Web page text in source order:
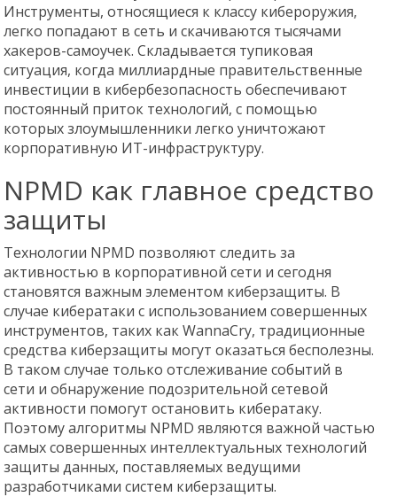
Инструменты, относящиеся к классу кибероружия,
легко попадают в сеть и скачиваются тысячами
хакеров-самоучек. Складывается тупиковая
ситуация, когда миллиардные правительственные
инвестиции в кибербезопасность обеспечивают
постоянный приток технологий, с помощью
которых злоумышленники легко уничтожают
корпоративную ИТ-инфраструктуру.
NPMD как главное средство
защиты
Технологии NPMD позволяют следить за
активностью в корпоративной сети и сегодня
становятся важным элементом киберзащиты. В
случае кибератаки с использованием совершенных
инструментов, таких как WannaCry, традиционные
средства киберзащиты могут оказаться бесполезны.
В таком случае только отслеживание событий в
сети и обнаружение подозрительной сетевой
активности помогут остановить кибератаку.
Поэтому алгоритмы NPMD являются важной частью
самых совершенных интеллектуальных технологий
защиты данных, поставляемых ведущими
разработчиками систем киберзащиты.